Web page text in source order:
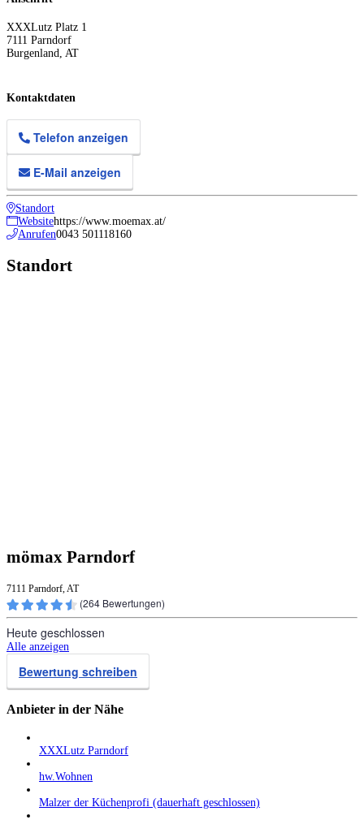
XXXLutz Platz 1
7111 Parndorf
Burgenland
AT
Kontaktdaten
Telefon anzeigen
E-Mail anzeigen
Standort
Websitehttps://www.moemax.at/
Anrufen0043 501118160
Standort
mömax Parndorf
7111 Parndorf, AT
(264 Bewertungen)
Heute geschlossen
Alle anzeigen
Bewertung schreiben
Anbieter in der Nähe
XXXLutz Parndorf
hw.Wohnen
Malzer der Küchenprofi (dauerhaft geschlossen)